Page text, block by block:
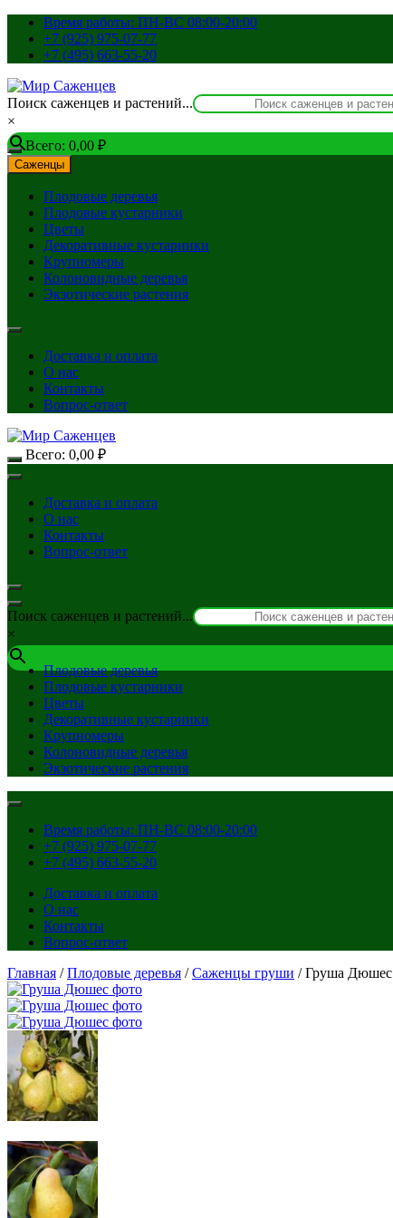
Перейти
содержимому
Время работы: ПН-ВС 08:00-20:00
+7 (925) 975-07-77
+7 (495) 663-55-20
Поиск саженцев и растений...
×
Всего: 0,00 ₽
Саженцы
Плодовые деревья
Плодовые кустарники
Цветы
Декоративные кустарники
Крупномеры
Колоновидные деревья
Экзотические растения
Доставка и оплата
О нас
Контакты
Вопрос-ответ
Всего: 0,00 ₽
Доставка и оплата
О нас
Контакты
Вопрос-ответ
Поиск саженцев и растений...
×
Плодовые деревья
Плодовые кустарники
Цветы
Декоративные кустарники
Крупномеры
Колоновидные деревья
Экзотические растения
Время работы: ПН-ВС 08:00-20:00
+7 (925) 975-07-77
+7 (495) 663-55-20
Доставка и оплата
О нас
Контакты
Вопрос-ответ
Главная /Плодовые деревья /Саженцы груши / Груша Дюшес